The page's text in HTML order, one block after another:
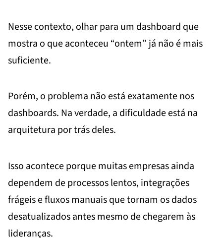
Nesse contexto, olhar para um dashboard que
mostra o que aconteceu “ontem” já não é mais
suficiente.
Porém, o problema não está exatamente nos
dashboards. Na verdade, a dificuldade está na
arquitetura por trás deles.
Isso acontece porque muitas empresas ainda
dependem de processos lentos, integrações
frágeis e fluxos manuais que tornam os dados
desatualizados antes mesmo de chegarem às
lideranças.